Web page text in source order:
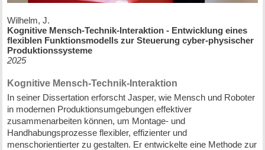
Wilhelm, J.
Kognitive Mensch-Technik-Interaktion - Entwicklung eines
flexiblen Funktionsmodells zur Steuerung cyber-physischer
Produktionssysteme
2025
Kognitive Mensch-Technik-Interaktion
In seiner Dissertation erforscht Jasper, wie Mensch und Roboter
in modernen Produktionsumgebungen effektiver
zusammenarbeiten können, um Montage- und
Handhabungsprozesse flexibler, effizienter und
menschorientierter zu gestalten. Er entwickelte eine Methode zur